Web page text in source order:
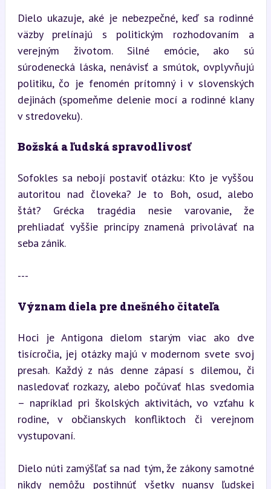
Dielo ukazuje, aké je nebezpečné, keď sa rodinné
väzby prelínajú s politickým rozhodovaním a
verejným životom. Silné emócie, ako sú
súrodenecká láska, nenávisť a smútok, ovplyvňujú
politiku, čo je fenomén prítomný i v slovenských
dejinách (spomeňme delenie mocí a rodinné klany
v stredoveku).
Božská a ľudská spravodlivosť
Sofokles sa nebojí postaviť otázku: Kto je vyššou
autoritou nad človeka? Je to Boh, osud, alebo
štát? Grécka tragédia nesie varovanie, že
prehliadať vyššie princípy znamená privolávať na
seba zánik.
---
Význam diela pre dnešného čitateľa
Hoci je Antigona dielom starým viac ako dve
tisícročia, jej otázky majú v modernom svete svoj
presah. Každý z nás denne zápasí s dilemou, či
nasledovať rozkazy, alebo počúvať hlas svedomia
– napríklad pri školských aktivitách, vo vzťahu k
rodine, v občianskych konfliktoch či verejnom
vystupovaní.
Dielo núti zamýšľať sa nad tým, že zákony samotné
nikdy nemôžu postihnúť všetky nuansy ľudskej